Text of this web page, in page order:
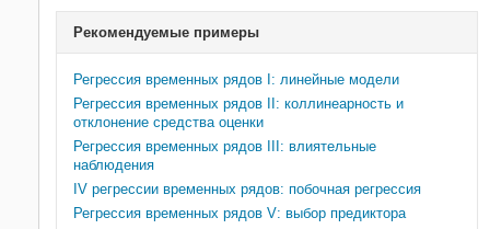
Условные средние модели
Условные модели отклонения
Переключающие режим модели
Модели в пространстве состояний
Рекомендуемые примеры
Регрессия временных рядов I: линейные модели
Регрессия временных рядов II: коллинеарность и
отклонение средства оценки
Регрессия временных рядов III: влиятельные
наблюдения
IV регрессии временных рядов: побочная регрессия
Регрессия временных рядов V: выбор предиктора